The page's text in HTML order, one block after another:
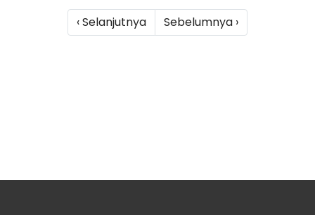
‹ Selanjutnya Sebelumnya ›